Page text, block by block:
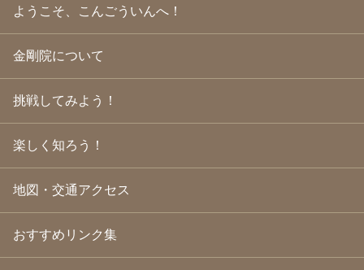
2009年9月 (20)
2009年6月(22)
2009年5月(20)
2009年4月
(24)
2009年3月(21)
2009年2月(19)
2009年1月(25)
2008年10月
(31)
2008年9月(24)
2008年8月(24)
ようこそ、こんごういんへ！
金剛院について
挑戦してみよう！
楽しく知ろう！
地図・交通アクセス
おすすめリンク集